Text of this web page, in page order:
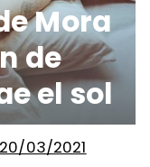
Mora
de
el sol
20/03/2021